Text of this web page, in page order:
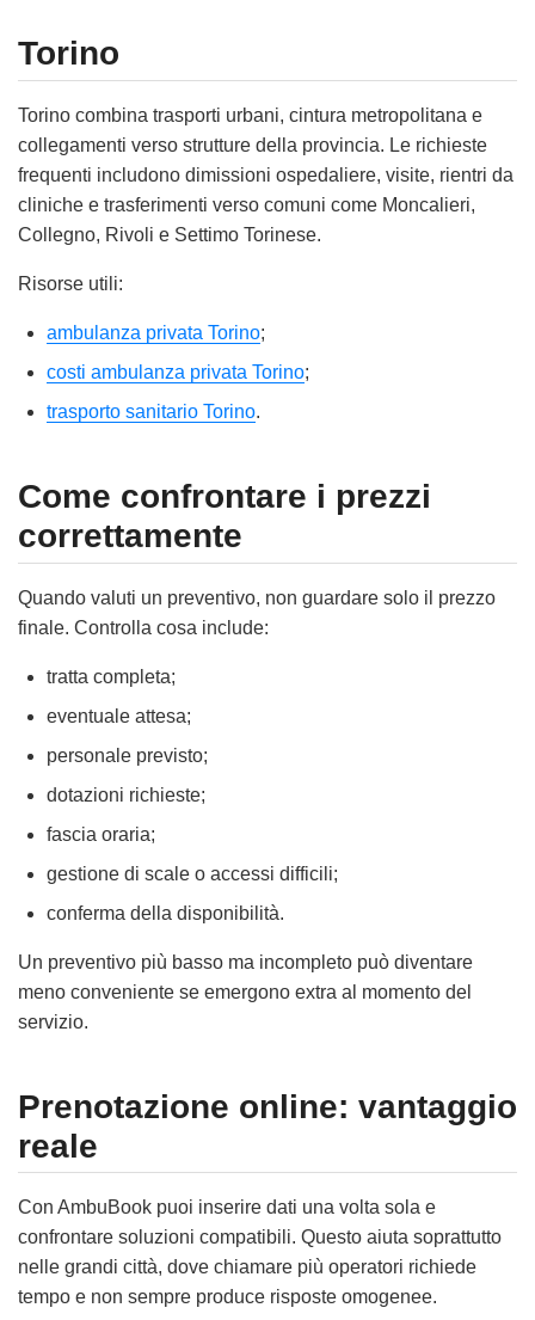
Torino
Torino combina trasporti urbani, cintura metropolitana e
collegamenti verso strutture della provincia. Le richieste
frequenti includono dimissioni ospedaliere, visite, rientri da
cliniche e trasferimenti verso comuni come Moncalieri,
Collegno, Rivoli e Settimo Torinese.
Risorse utili:
ambulanza privata Torino;
costi ambulanza privata Torino;
trasporto sanitario Torino.
Come confrontare i prezzi
correttamente
Quando valuti un preventivo, non guardare solo il prezzo
finale. Controlla cosa include:
tratta completa;
eventuale attesa;
personale previsto;
dotazioni richieste;
fascia oraria;
gestione di scale o accessi difficili;
conferma della disponibilità.
Un preventivo più basso ma incompleto può diventare
meno conveniente se emergono extra al momento del
servizio.
Prenotazione online: vantaggio
reale
Con AmbuBook puoi inserire dati una volta sola e
confrontare soluzioni compatibili. Questo aiuta soprattutto
nelle grandi città, dove chiamare più operatori richiede
tempo e non sempre produce risposte omogenee.